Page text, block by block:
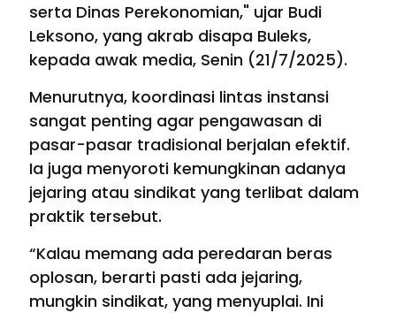
serta Dinas Perekonomian," ujar Budi
Leksono, yang akrab disapa Buleks,
kepada awak media, Senin (21/7/2025).
Menurutnya, koordinasi lintas instansi
sangat penting agar pengawasan di
pasar-pasar tradisional berjalan efektif.
Ia juga menyoroti kemungkinan adanya
jejaring atau sindikat yang terlibat dalam
praktik tersebut.
“Kalau memang ada peredaran beras
oplosan, berarti pasti ada jejaring,
mungkin sindikat, yang menyuplai. Ini